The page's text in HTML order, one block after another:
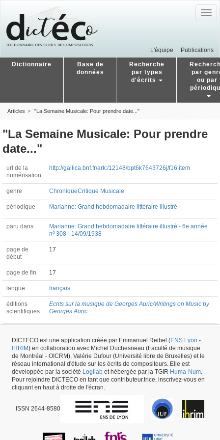
L'équipe Publications
Dictionnaire
Base de
données
Recherche
par types
d'écrits
par
ou par
Articles "La Semaine Musicale: Pour prendre date..."
"La Semaine Musicale: Pour prendre
date..."
url de la
numérisation
http://gallica.bnf.fr/ark:/12148/bpt6k7643726j/f16.item
genre ChroniqueCritique Musicale
périodique Marianne: Grand hebdomadaire littéraire illustré
paru dans
Marianne: Grand hebdomadaire littéraire illustré - 6e année
nº 308 - 14/09/1938
page de
début
17
page de fin 17
langue français
éditions
scientifiques
Ecrits sur la musique de Georges Auric/Writings on Music by
Georges Auric
Article #31131 -dernière mise à jour 29/05/2026,créé le 31/01/2018 par Colin
Roust
DICTECO est une application créée par Emmanuel Reibel (ENS Lyon -
IHRIM) en collaboration avec Michel Duchesneau (Faculté de musique
de Montréal - OICRM), Valérie Dufour (Université libre de Bruxelles) et le
réseau international d'étude sur les écrits de compositeurs. Elle est
développée par la société Logilab et hébergée par la TGIR Huma-Num
Pour rejoindre DICTECO en tant que contributeur.trice, inscrivez-vous en
cliquant en haut à droite de l'écran.
ISSN 2644-8580